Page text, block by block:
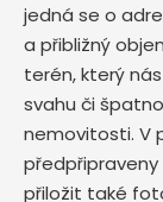
jedná se o
a přibližný
terén, který
svahu či
nemovitosti. V
přiložit také